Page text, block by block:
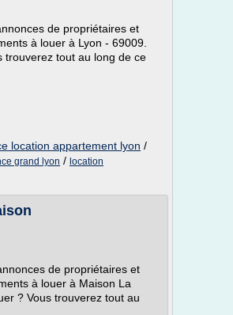
de propriétaires et
à louer à Lyon - 69009.
trouverez tout au long de ce
location appartement lyon /
grand lyon / location
de propriétaires et
à louer à Maison La
? Vous trouverez tout au